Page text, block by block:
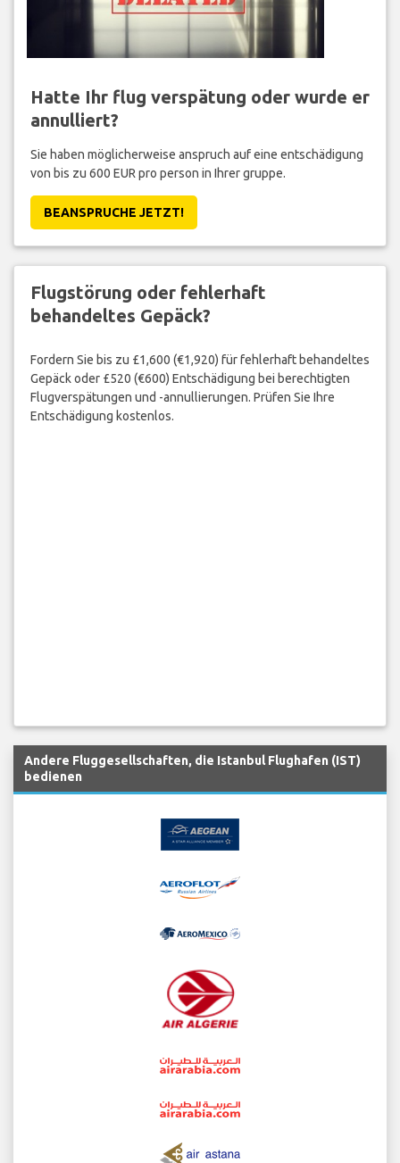
Hatte Ihr flug verspätung oder wurde er
annulliert?
Sie haben möglicherweise anspruch auf eine entschädigung
von bis zu 600 EUR pro person in Ihrer gruppe.
BEANSPRUCHE JETZT!
Flugstörung oder fehlerhaft
behandeltes Gepäck?
Fordern Sie bis zu £1,600 (€1,920) für fehlerhaft behandeltes
Gepäck oder £520 (€600) Entschädigung bei berechtigten
Flugverspätungen und -annullierungen. Prüfen Sie Ihre
Entschädigung kostenlos.
Andere Fluggesellschaften, die Istanbul Flughafen (IST)
bedienen